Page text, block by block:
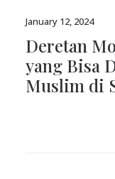
January 12, 2024
Deretan
yang Bisa
Muslim di